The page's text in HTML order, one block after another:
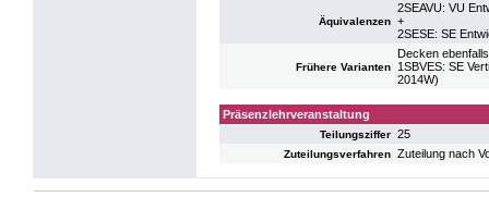
Äquivalenzen
2SEAVU: VU
+
2SESE: SE
Frühere Varianten
Decken
1SBVES: SE
2014W)
Präsenzlehrveranstaltung
Teilungsziffer 25
Zuteilungsverfahren Zuteilung nach